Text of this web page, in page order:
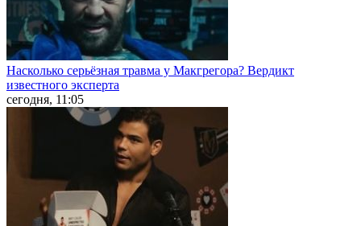
Насколько серьёзная травма у Макгрегора? Вердикт
известного эксперта
сегодня, 11:05